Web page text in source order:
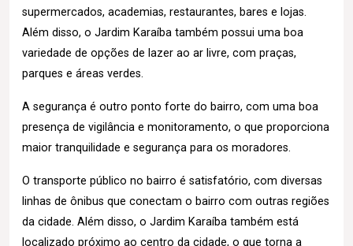
supermercados, academias, restaurantes, bares e lojas.
Além disso, o Jardim Karaíba também possui uma boa
variedade de opções de lazer ao ar livre, com praças,
parques e áreas verdes.
A segurança é outro ponto forte do bairro, com uma boa
presença de vigilância e monitoramento, o que proporciona
maior tranquilidade e segurança para os moradores.
O transporte público no bairro é satisfatório, com diversas
linhas de ônibus que conectam o bairro com outras regiões
da cidade. Além disso, o Jardim Karaíba também está
localizado próximo ao centro da cidade, o que torna a